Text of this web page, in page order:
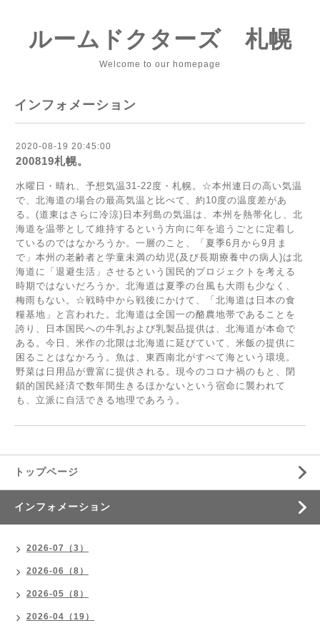
ルームドクターズ 札幌
Welcome to our homepage
インフォメーション
2020-08-19 20:45:00
200819札幌。
水曜日・晴れ、予想気温31-22度・札幌。☆本州連日の高い気温
で、北海道の場合の最高気温と比べて、約10度の温度差があ
る。(道東はさらに冷涼)日本列島の気温は、本州を熱帯化し、北
海道を温帯として維持するという方向に年を追うごとに定着し
ているのではなかろうか。一層のこと、「夏季6月から9月ま
で」本州の老齢者と学童未満の幼児(及び長期療養中の病人)は北
海道に「退避生活」させるという国民的プロジェクトを考える
時期ではないだろうか。北海道は夏季の台風も大雨も少なく、
梅雨もない。☆戦時中から戦後にかけて、「北海道は日本の食
糧基地」と言われた。北海道は全国一の酪農地帯であることを
誇り、日本国民への牛乳および乳製品提供は、北海道が本命で
ある。今日、米作の北限は北海道に延びていて、米飯の提供に
困ることはなかろう。魚は、東西南北がすべて海という環境。
野菜は日用品が豊富に提供される。現今のコロナ禍のもと、閉
鎖的国民経済で数年間生きるほかないという宿命に襲われて
も、立派に自活できる地理であろう。
トップページ
インフォメーション
2026-07（3）
2026-06（8）
2026-05（8）
2026-04（19）